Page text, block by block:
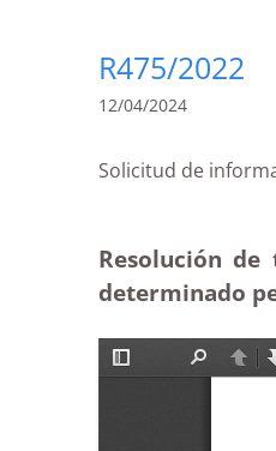
R475/2022
12/04/2024
Solicitud de
Resolución
determinado